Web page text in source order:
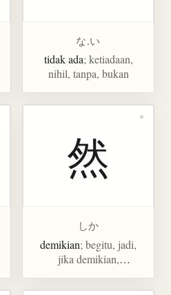
な.い
tidak ada; ketiadaan,
nihil, tanpa, bukan
然
しか
demikian; begitu, jadi,
jika demikian,